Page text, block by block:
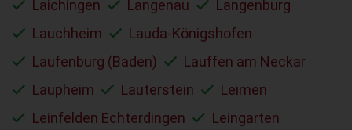
Laichingen
Langenau
Langenburg
Lauchheim
Lauda-Königshofen
Laufenburg (Baden)
Lauffen am Neckar
Laupheim
Lauterstein
Leimen
Leinfelden Echterdingen
Leingarten